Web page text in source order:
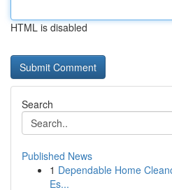
HTML is disabled
Search
Published News
1 Dependable Home
Es...